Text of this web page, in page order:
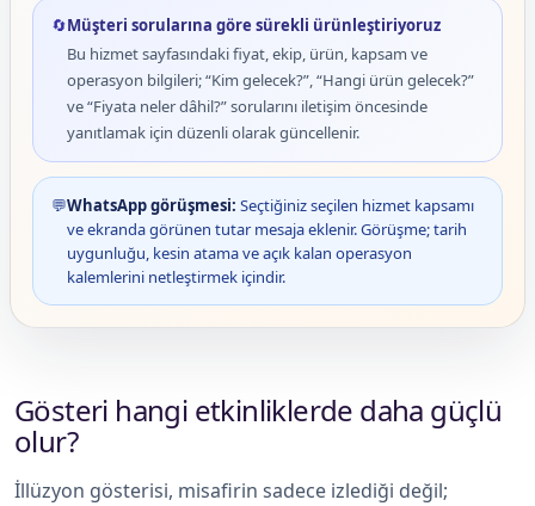
🔄Müşteri sorularına göre sürekli ürünleştiriyoruz
Bu hizmet sayfasındaki fiyat, ekip, ürün, kapsam ve
operasyon bilgileri; “Kim gelecek?”, “Hangi ürün gelecek?”
ve “Fiyata neler dâhil?” sorularını iletişim öncesinde
yanıtlamak için düzenli olarak güncellenir.
💬WhatsApp görüşmesi: Seçtiğiniz seçilen hizmet kapsamı
ve ekranda görünen tutar mesaja eklenir. Görüşme; tarih
uygunluğu, kesin atama ve açık kalan operasyon
kalemlerini netleştirmek içindir.
Gösteri hangi etkinliklerde daha güçlü
olur?
İllüzyon gösterisi, misafirin sadece izlediği değil;